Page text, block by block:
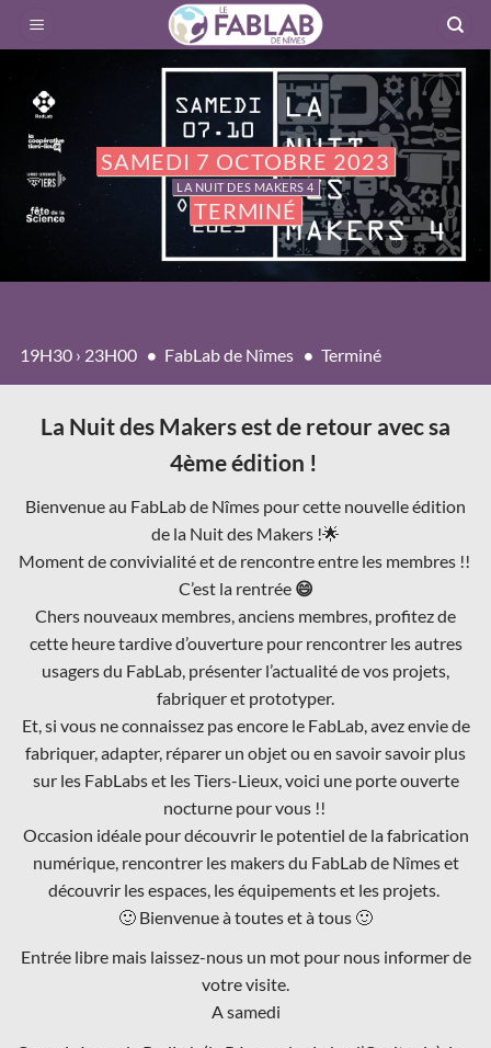
SAMEDI 7 OCTOBRE 2023
LA NUIT DES MAKERS 4
TERMINÉ
19H30 › 23H00 FabLab de Nîmes Terminé
La Nuit des Makers est de retour avec sa
4ème édition !
Bienvenue au FabLab de Nîmes pour cette nouvelle édition
de la Nuit des Makers !🌟
Moment de convivialité et de rencontre entre les membres !!
C’est la rentrée 😄
Chers nouveaux membres, anciens membres, profitez de
cette heure tardive d’ouverture pour rencontrer les autres
usagers du FabLab, présenter l’actualité de vos projets,
fabriquer et prototyper.
Et, si vous ne connaissez pas encore le FabLab, avez envie de
fabriquer, adapter, réparer un objet ou en savoir savoir plus
sur les FabLabs et les Tiers-Lieux, voici une porte ouverte
nocturne pour vous !!
Occasion idéale pour découvrir le potentiel de la fabrication
numérique, rencontrer les makers du FabLab de Nîmes et
découvrir les espaces, les équipements et les projets.
🙂 Bienvenue à toutes et à tous 🙂
Entrée libre mais laissez-nous un mot pour nous informer de
votre visite.
A samedi